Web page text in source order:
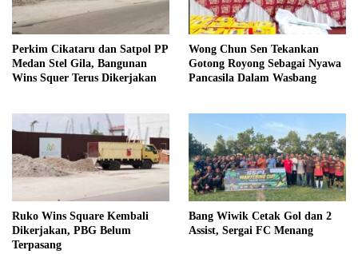
Perkim Cikataru dan Satpol PP
Medan Stel Gila, Bangunan
Wins Squer Terus Dikerjakan
Wong Chun Sen Tekankan
Gotong Royong Sebagai Nyawa
Pancasila Dalam Wasbang
Ruko Wins Square Kembali
Dikerjakan, PBG Belum
Terpasang
Bang Wiwik Cetak Gol dan 2
Assist, Sergai FC Menang